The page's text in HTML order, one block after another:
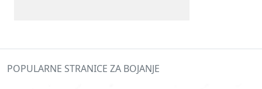
POPULARNE STRANICE ZA BOJANJE